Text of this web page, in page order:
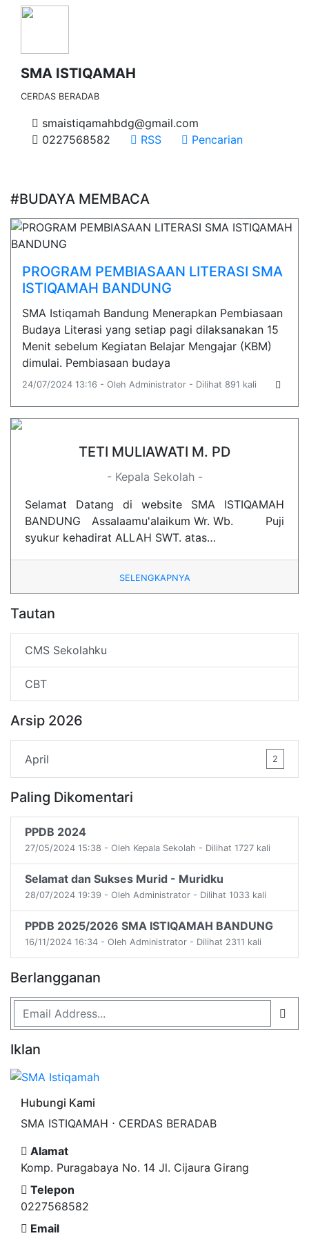
SMA ISTIQAMAH
CERDAS BERADAB
smaistiqamahbdg@gmail.com
0227568582
RSS Pencarian
#BUDAYA MEMBACA
PROGRAM PEMBIASAAN LITERASI SMA
ISTIQAMAH BANDUNG
SMA Istiqamah Bandung Menerapkan Pembiasaan
Budaya Literasi yang setiap pagi dilaksanakan 15
Menit sebelum Kegiatan Belajar Mengajar (KBM)
dimulai. Pembiasaan budaya
24/07/2024 13:16 - Oleh Administrator - Dilihat 891 kali
TETI MULIAWATI M. PD
- Kepala Sekolah -
Selamat Datang di website SMA ISTIQAMAH
BANDUNG Assalaamu'alaikum Wr. Wb. Puji
syukur kehadirat ALLAH SWT. atas…
SELENGKAPNYA
Tautan
CMS Sekolahku
CBT
Arsip 2026
April 2
Paling Dikomentari
PPDB 2024
27/05/2024 15:38 - Oleh Kepala Sekolah - Dilihat 1727 kali
Selamat dan Sukses Murid - Muridku
28/07/2024 19:39 - Oleh Administrator - Dilihat 1033 kali
PPDB 2025/2026 SMA ISTIQAMAH BANDUNG
16/11/2024 16:34 - Oleh Administrator - Dilihat 2311 kali
Berlangganan
Iklan
Hubungi Kami
SMA ISTIQAMAH ⋅ CERDAS BERADAB
Alamat
Komp. Puragabaya No. 14 Jl. Cijaura Girang
Telepon
0227568582
Email